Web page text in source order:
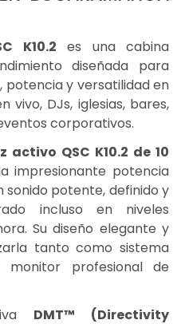
K10.2 es una cabina
diseñada para
y versatilidad en
vivo, DJs, iglesias, bares,
corporativos.
activo QSC K10.2 de 10
impresionante potencia
sonido potente, definido y
incluso en niveles
Su diseño elegante y
tanto como sistema
profesional de
DMT™ (Directivity